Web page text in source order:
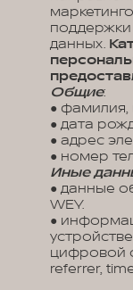
данных.
Общие:
● фамилия,
● дата
● адрес
● номер
Иные
● данные
WEY.
●
цифровой
referrer,